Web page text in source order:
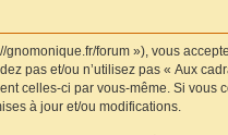
forum »), vous
pas et/ou n’utilisez pas « Aux
celles-ci par vous-même. Si vous
à jour et/ou modifications.